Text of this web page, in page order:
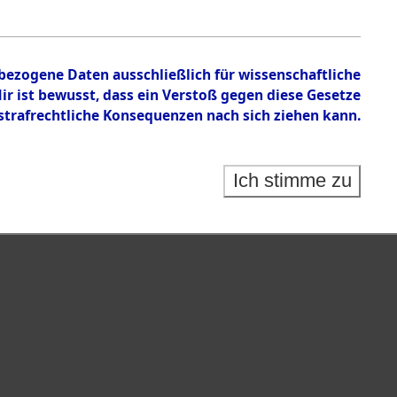
Daten ausschließlich für wissenschaftliche
bewusst, dass ein Verstoß gegen diese Gesetze
Konsequenzen nach sich ziehen kann.
Ich stimme zu